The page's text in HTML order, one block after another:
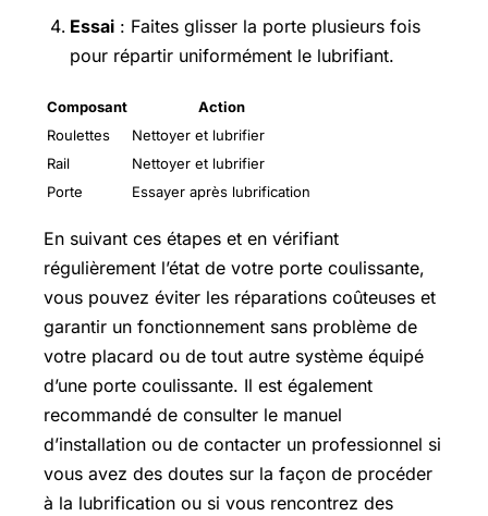
Essai : Faites glisser la porte plusieurs fois
pour répartir uniformément le lubrifiant.
Composant
Action
Roulettes
Nettoyer et lubrifier
Rail
Nettoyer et lubrifier
Porte
Essayer après lubrification
En suivant ces étapes et en vérifiant
régulièrement l’état de votre porte coulissante,
vous pouvez éviter les réparations coûteuses et
garantir un fonctionnement sans problème de
votre placard ou de tout autre système équipé
d’une porte coulissante. Il est également
recommandé de consulter le manuel
d’installation ou de contacter un professionnel si
vous avez des doutes sur la façon de procéder
à la lubrification ou si vous rencontrez des